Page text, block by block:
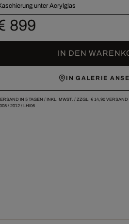
unter Acrylglas
899
IN DEN
IN GALERIE
IN 5 TAGEN / INKL. MWST. / ZZGL. € 14,90VERSAND
/ 2012/ LHI06